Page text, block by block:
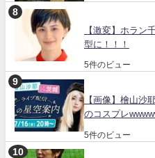
【激変】ホラン
型に！！！
5件のビュー
【画像】檜山沙
のコスプレ
5件のビュー